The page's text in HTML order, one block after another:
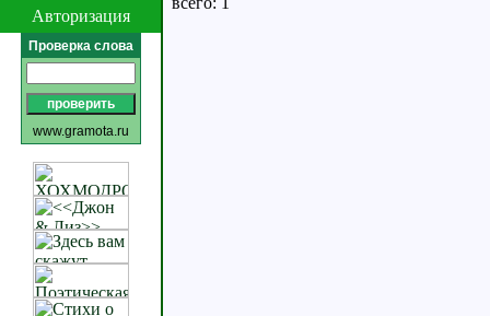
Авторизация
Проверка слова
www.gramota.ru